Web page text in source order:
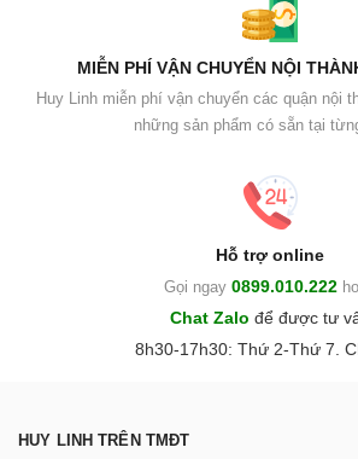
MIỄN PHÍ VẬN CHUYỂN NỘI
Huy Linh miễn phí vận chuyển các quận nội
những sản phẩm có sẵn tại
Hỗ trợ online
Gọi ngay 0899.010.222
Chat Zalo để được tư
8h30-17h30: Thứ 2-Thứ 7.
HUY LINH TRÊN TMĐT